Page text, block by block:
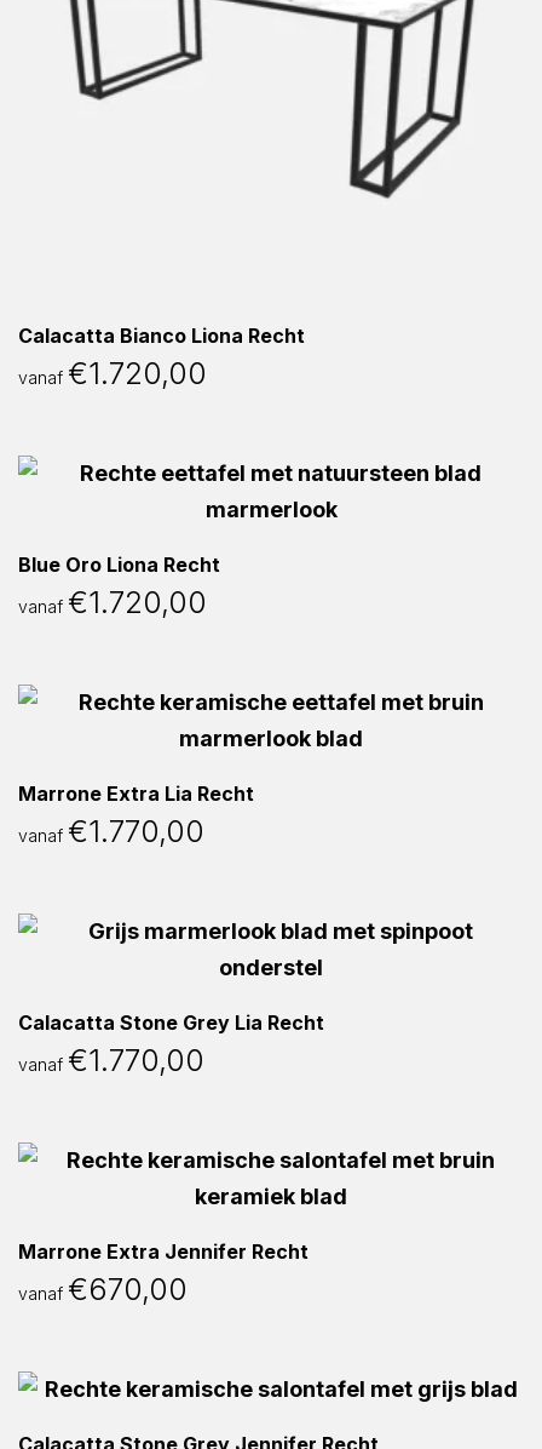
Calacatta Bianco Liona Recht
vanaf €1.720,00
Blue Oro Liona Recht
vanaf €1.720,00
Marrone Extra Lia Recht
vanaf €1.770,00
Calacatta Stone Grey Lia Recht
vanaf €1.770,00
Marrone Extra Jennifer Recht
vanaf €670,00
Calacatta Stone Grey Jennifer Recht